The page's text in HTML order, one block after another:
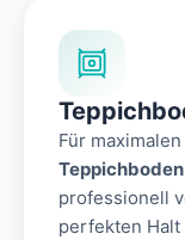
Für
professionell
perfekten Halt